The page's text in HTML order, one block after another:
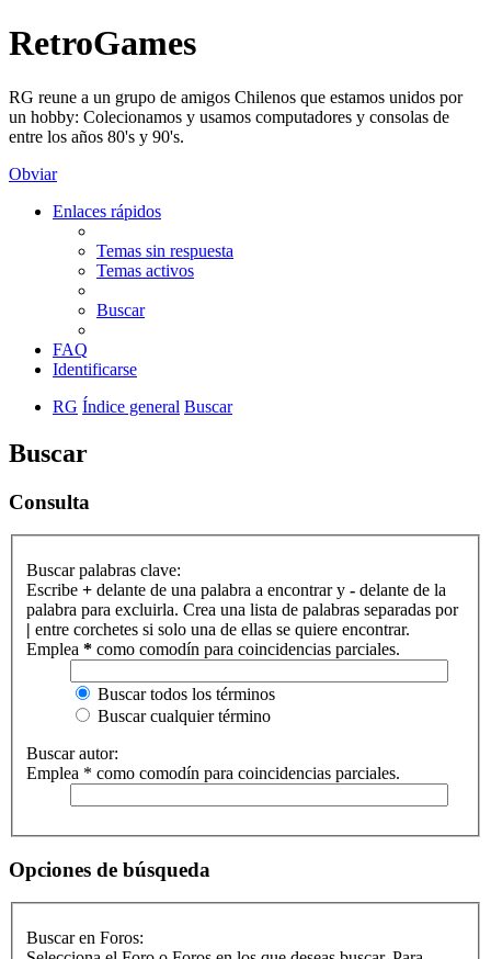
RetroGames
RG reune a un grupo de amigos Chilenos que estamos unidos por
un hobby: Colecionamos y usamos computadores y consolas de
entre los años 80's y 90's.
Obviar
Enlaces rápidos
Temas sin respuesta
Temas activos
Buscar
FAQ
Identificarse
RG Índice general Buscar
Buscar
Consulta
Buscar palabras clave:
Escribe + delante de una palabra a encontrar y - delante de la
palabra para excluirla. Crea una lista de palabras separadas por
| entre corchetes si solo una de ellas se quiere encontrar.
Emplea * como comodín para coincidencias parciales.
Buscar todos los términos
Buscar cualquier término
Buscar autor:
Emplea * como comodín para coincidencias parciales.
Opciones de búsqueda
Buscar en Foros: